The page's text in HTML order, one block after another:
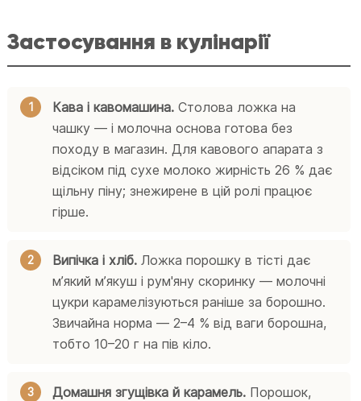
Застосування в кулінарії
Кава і кавомашина. Столова ложка на
чашку — і молочна основа готова без
походу в магазин. Для кавового апарата з
відсіком під сухе молоко жирність 26 % дає
щільну піну; знежирене в цій ролі працює
гірше.
Випічка і хліб. Ложка порошку в тісті дає
мʼякий мʼякуш і рум'яну скоринку — молочні
цукри карамелізуються раніше за борошно.
Звичайна норма — 2–4 % від ваги борошна,
тобто 10–20 г на пів кіло.
Домашня згущівка й карамель. Порошок,